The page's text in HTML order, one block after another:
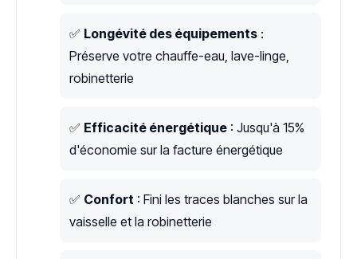
✅ Longévité des équipements :
Préserve votre chauffe-eau, lave-linge,
robinetterie
✅ Efficacité énergétique : Jusqu'à 15%
d'économie sur la facture énergétique
✅ Confort : Fini les traces blanches sur la
vaisselle et la robinetterie